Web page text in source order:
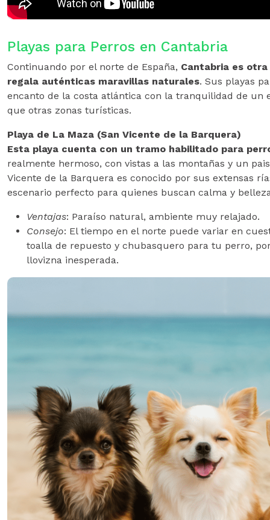
Playas para Perros en Cantabria
Continuando por el norte de España, Cantabria es
regala auténticas maravillas naturales. Sus playas
encanto de la costa atlántica con la tranquilidad de un
que otras zonas turísticas.
Playa de La Maza (San Vicente de la Barquera)
Esta playa cuenta con un tramo habilitado para
realmente hermoso, con vistas a las montañas y un
Vicente de la Barquera es conocido por sus extensas
escenario perfecto para quienes buscan calma y
Ventajas: Paraíso natural, ambiente muy relajado.
Consejo: El tiempo en el norte puede variar en
toalla de repuesto y chubasquero para tu perro,
llovizna inesperada.